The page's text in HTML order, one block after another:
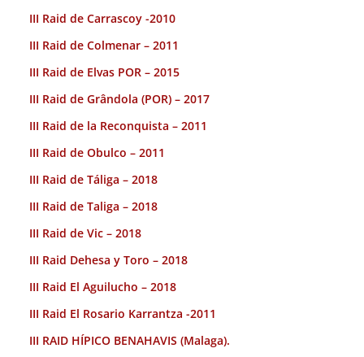
III Raid de Carrascoy -2010
III Raid de Colmenar – 2011
III Raid de Elvas POR – 2015
III Raid de Grândola (POR) – 2017
III Raid de la Reconquista – 2011
III Raid de Obulco – 2011
III Raid de Táliga – 2018
III Raid de Taliga – 2018
III Raid de Vic – 2018
III Raid Dehesa y Toro – 2018
III Raid El Aguilucho – 2018
III Raid El Rosario Karrantza -2011
III RAID HÍPICO BENAHAVIS (Malaga).